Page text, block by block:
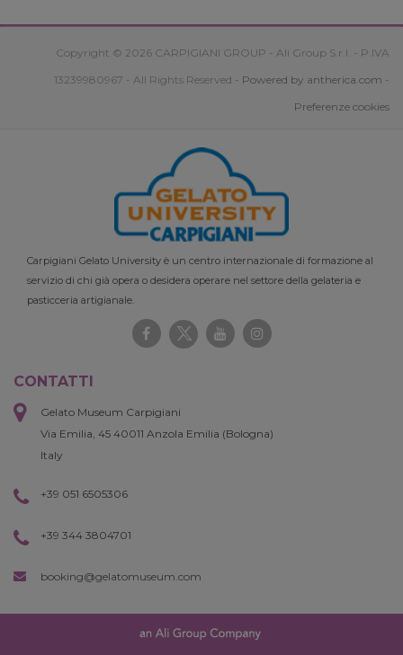
Copyright © 2026 CARPIGIANI GROUP - Ali Group S.r.l. - P.IVA
13239980967 - All Rights Reserved - Powered by antherica.com -
Preferenze cookies
Carpigiani Gelato University è un centro internazionale di formazione al
servizio di chi già opera o desidera operare nel settore della gelateria e
pasticceria artigianale.
CONTATTI
Gelato Museum Carpigiani
Via Emilia, 45 40011 Anzola Emilia (Bologna)
Italy
+39 051 6505306
+39 344 3804701
booking@gelatomuseum.com